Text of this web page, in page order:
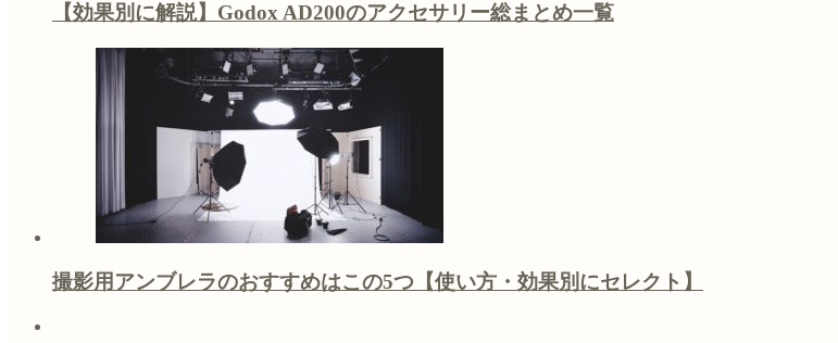
【効果別に解説】Godox AD200のアクセサリー総まとめ一覧
撮影用アンブレラのおすすめはこの5つ【使い方・効果別にセレクト】